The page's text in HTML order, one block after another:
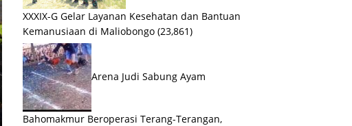
XXXIX-G Gelar Layanan Kesehatan dan Bantuan
Kemanusiaan di Maliobongo (23,861)
Arena Judi Sabung Ayam
Bahomakmur Beroperasi Terang-Terangan,